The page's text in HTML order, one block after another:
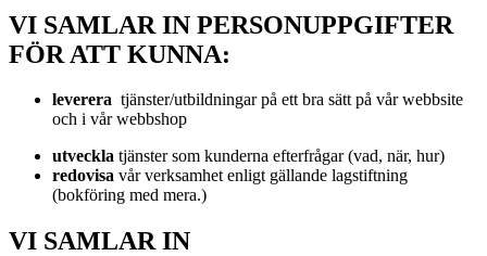
VI SAMLAR IN PERSONUPPGIFTER
FÖR ATT KUNNA:
leverera tjänster/utbildningar på ett bra sätt på vår webbsite
och i vår webbshop
utveckla tjänster som kunderna efterfrågar (vad, när, hur)
redovisa vår verksamhet enligt gällande lagstiftning
(bokföring med mera.)
VI SAMLAR IN